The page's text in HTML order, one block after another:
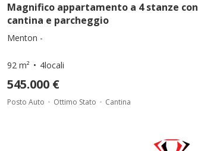
Magnifico appartamento a 4 stanze con
cantina e parcheggio
Menton -
92 m² 4locali
545.000 €
Posto Auto Ottimo Stato Cantina